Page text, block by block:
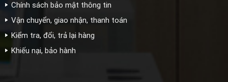
Chính sách bảo mật thông tin
Vận chuyển, giao nhận, thanh toán
Kiểm tra, đổi, trả lại hàng
Khiếu nại, bảo hành